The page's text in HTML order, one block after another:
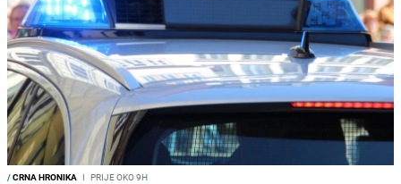
/CRNA HRONIKA I PRIJE OKO 9H